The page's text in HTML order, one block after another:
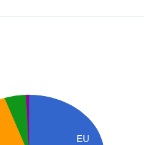
EU